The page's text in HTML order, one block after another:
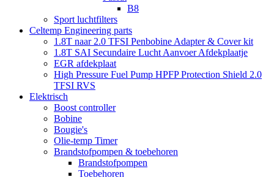
B8
Sport luchtfilters
Celtemp Engineering parts
1.8T naar 2.0 TFSI Penbobine Adapter & Cover kit
1.8T SAI Secundaire Lucht Aanvoer Afdekplaatje
EGR afdekplaat
High Pressure Fuel Pump HPFP Protection Shield 2.0
TFSI RVS
Elektrisch
Boost controller
Bobine
Bougie's
Olie-temp Timer
Brandstofpompen & toebehoren
Brandstofpompen
Toebehoren